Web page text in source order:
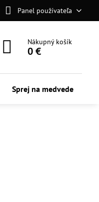
Panel používateľa
Nákupný košík
0 €
Sprej na medvede